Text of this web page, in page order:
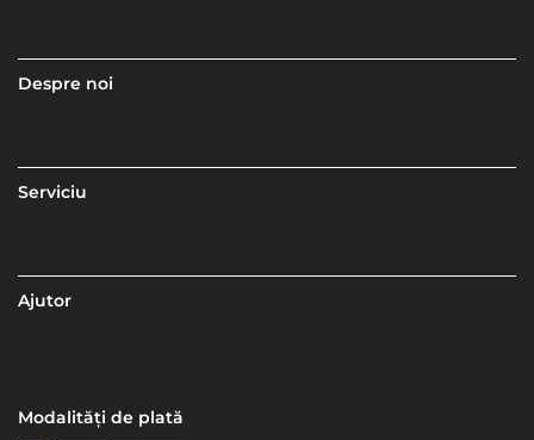
Despre noi
Serviciu
Ajutor
Modalități de plată